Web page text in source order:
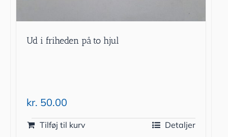
Ud i friheden på to hjul
kr. 50.00
Tilføj til kurv Detaljer